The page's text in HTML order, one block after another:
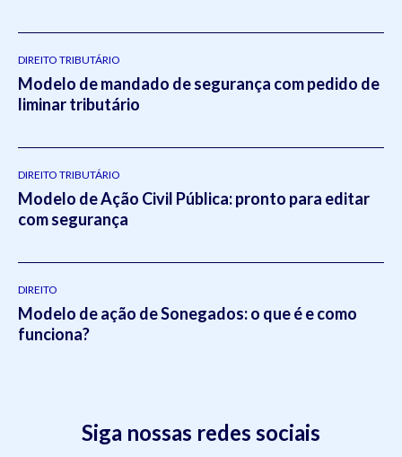
DIREITO TRIBUTÁRIO
Modelo de mandado de segurança com pedido de
liminar tributário
DIREITO TRIBUTÁRIO
Modelo de Ação Civil Pública: pronto para editar
com segurança
DIREITO
Modelo de ação de Sonegados: o que é e como
funciona?
Siga nossas redes sociais